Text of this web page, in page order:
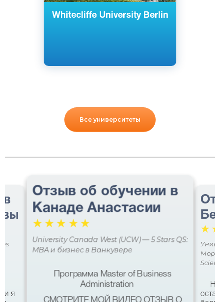
Whitecliffe University Berlin
Все университеты
в
я
Отзыв об обучении в
Канаде Анастасии
☆☆☆ ☆☆
University Canada West (UCW) — 5 Stars QS:
MBA и бизнес в Ванкувере
Программа Master of Business
Administration
СМОТРИТЕ МОЙ ВИДЕО ОТЗЫВ О
☆
Мора